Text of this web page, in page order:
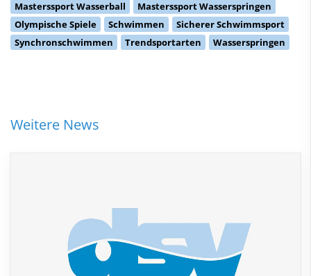
Masterssport Wasserball
Masterssport Wasserspringen
Olympische Spiele
Schwimmen
Sicherer Schwimmsport
Synchronschwimmen
Trendsportarten Wasserspringen
Weitere News